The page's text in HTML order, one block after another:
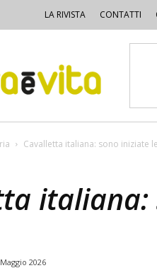
LA RIVISTA CONTATTI
Cavalletta italiana: sono iniziate
2026